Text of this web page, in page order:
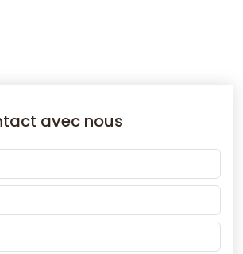
avec nous